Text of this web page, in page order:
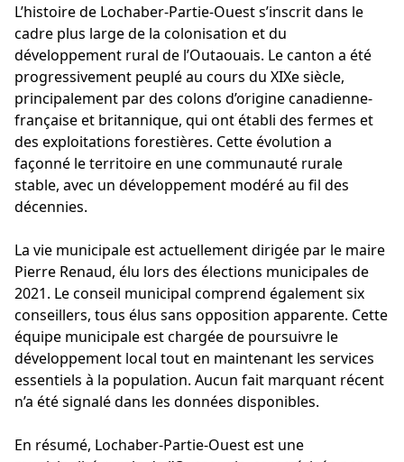
L’histoire de Lochaber-Partie-Ouest s’inscrit dans le
cadre plus large de la colonisation et du
développement rural de l’Outaouais. Le canton a été
progressivement peuplé au cours du XIXe siècle,
principalement par des colons d’origine canadienne-
française et britannique, qui ont établi des fermes et
des exploitations forestières. Cette évolution a
façonné le territoire en une communauté rurale
stable, avec un développement modéré au fil des
décennies.
La vie municipale est actuellement dirigée par le maire
Pierre Renaud, élu lors des élections municipales de
2021. Le conseil municipal comprend également six
conseillers, tous élus sans opposition apparente. Cette
équipe municipale est chargée de poursuivre le
développement local tout en maintenant les services
essentiels à la population. Aucun fait marquant récent
n’a été signalé dans les données disponibles.
En résumé, Lochaber-Partie-Ouest est une